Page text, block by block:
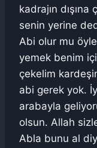
kadrajın dışına
senin yerine
Abi olur mu
yemek benim
çekelim
abi gerek yok.
arabayla
olsun. Allah
Abla bunu al